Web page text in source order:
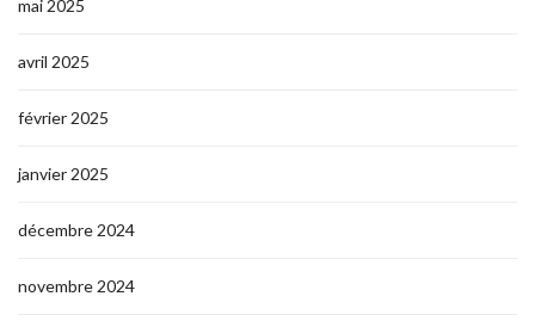
mai 2025
avril 2025
février 2025
janvier 2025
décembre 2024
novembre 2024